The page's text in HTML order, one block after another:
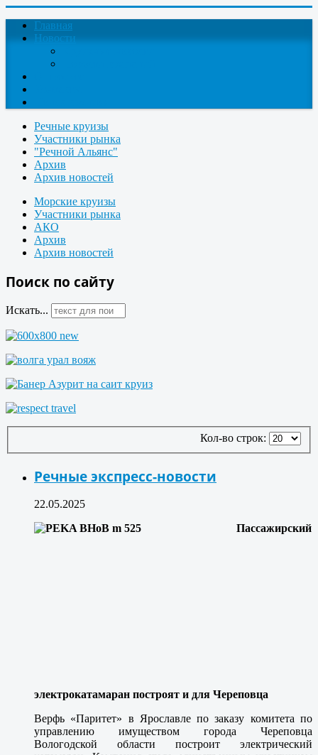
Главная
Новости
Речные круизы
Участники рынка
"Речной Альянс"
Архив
Архив новостей
Морские круизы
Участники рынка
АКО
Архив
Архив новостей
Поиск по сайту
Искать...
Кол-во строк:
Речные экспресс-новости
22.05.2025
Пассажирский
электрокатамаран построят и для Череповца
Верфь «Паритет» в Ярославле по заказу комитета по
управлению имуществом города Череповца
Вологодской области построит электрический